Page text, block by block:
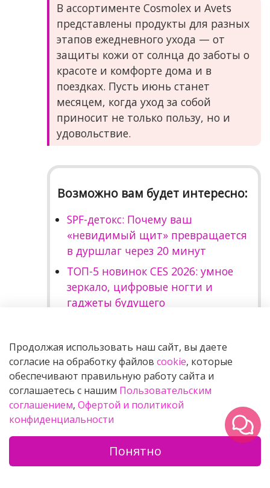
В ассортименте Cosmolex и Avets
представлены продукты для разных
этапов ежедневного ухода — от
защиты кожи от солнца до заботы о
красоте и комфорте дома и в
поездках. Пусть июнь станет
месяцем, когда уход за собой
приносит не только пользу, но и
удовольствие.
Возможно вам будет интересно:
SPF-детокс: Почему ваш
«невидимый щит» превращается
в дуршлаг через 20 минут
ТОП-5 новинок CES 2026: умное
зеркало, цифровые ногти и
гаджеты будущего
Влияние Луны на рост волос:
научные факты против мифов
Как уменьшить раздражение и
замедлить рост волос после
депиляции воском?
«Барберкопия» не работает:
почему нельзя выбрать стрижку
Продолжая использовать наш сайт, вы даете
согласие на обработку файлов cookie, которые
обеспечивают правильную работу сайта и
соглашаетесь с нашим Пользовательским
соглашением, Офертой и политикой
конфиденциальности
Понятно